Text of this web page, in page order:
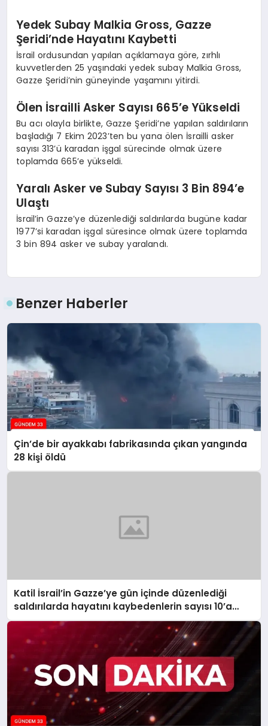
Yedek Subay Malkia Gross, Gazze
Şeridi’nde Hayatını Kaybetti
İsrail ordusundan yapılan açıklamaya göre, zırhlı
kuvvetlerden 25 yaşındaki yedek subay Malkia Gross,
Gazze Şeridi’nin güneyinde yaşamını yitirdi.
Ölen İsrailli Asker Sayısı 665’e Yükseldi
Bu acı olayla birlikte, Gazze Şeridi’ne yapılan saldırıların
başladığı 7 Ekim 2023’ten bu yana ölen İsrailli asker
sayısı 313’ü karadan işgal sürecinde olmak üzere
toplamda 665’e yükseldi.
Yaralı Asker ve Subay Sayısı 3 Bin 894’e
Ulaştı
İsrail’in Gazze’ye düzenlediği saldırılarda bugüne kadar
1977’si karadan işgal süresince olmak üzere toplamda
3 bin 894 asker ve subay yaralandı.
Benzer Haberler
Çin’de bir ayakkabı fabrikasında çıkan yangında
28 kişi öldü
Katil İsrail’in Gazze’ye gün içinde düzenlediği
saldırılarda hayatını kaybedenlerin sayısı 10’a
yükseldi